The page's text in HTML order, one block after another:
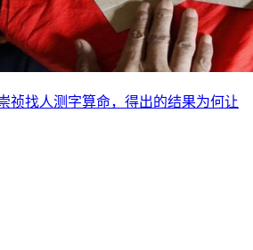
祯找人测字算命，得出的结果为何让